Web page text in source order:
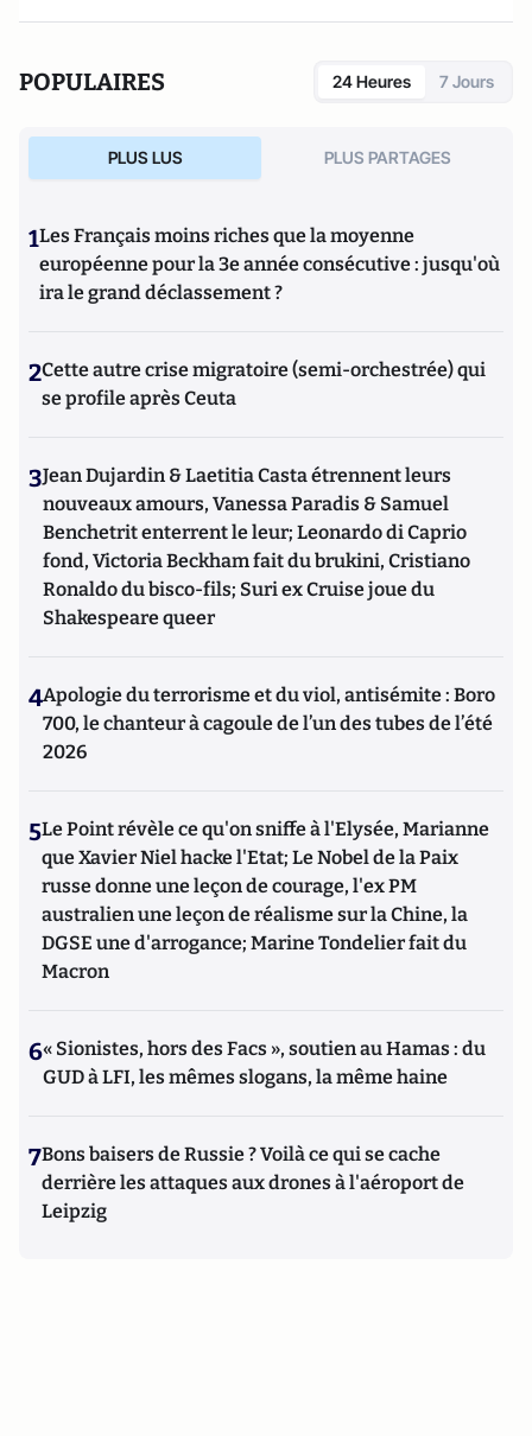
POPULAIRES 24 Heures 7 Jours
PLUS LUS PLUS PARTAGES
1Les Français moins riches que la moyenne
européenne pour la 3e année consécutive : jusqu'où
ira le grand déclassement ?
2Cette autre crise migratoire (semi-orchestrée) qui
se profile après Ceuta
3Jean Dujardin & Laetitia Casta étrennent leurs
nouveaux amours, Vanessa Paradis & Samuel
Benchetrit enterrent le leur; Leonardo di Caprio
fond, Victoria Beckham fait du brukini, Cristiano
Ronaldo du bisco-fils; Suri ex Cruise joue du
Shakespeare queer
4Apologie du terrorisme et du viol, antisémite : Boro
700, le chanteur à cagoule de l’un des tubes de l’été
2026
5Le Point révèle ce qu'on sniffe à l'Elysée, Marianne
que Xavier Niel hacke l'Etat; Le Nobel de la Paix
russe donne une leçon de courage, l'ex PM
australien une leçon de réalisme sur la Chine, la
DGSE une d'arrogance; Marine Tondelier fait du
Macron
6« Sionistes, hors des Facs », soutien au Hamas : du
GUD à LFI, les mêmes slogans, la même haine
7Bons baisers de Russie ? Voilà ce qui se cache
derrière les attaques aux drones à l'aéroport de
Leipzig